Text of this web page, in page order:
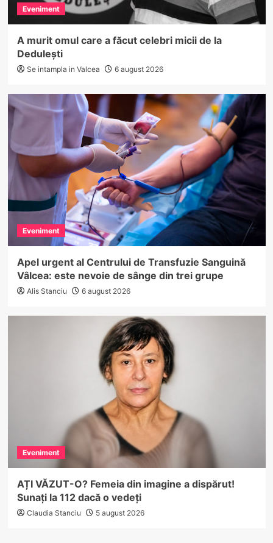
Eveniment
A murit omul care a făcut celebri micii de la
Dedulești
Se intampla in Valcea 6 august 2026
Eveniment
Apel urgent al Centrului de Transfuzie Sanguină
Vâlcea: este nevoie de sânge din trei grupe
Alis Stanciu 6 august 2026
Eveniment
AȚI VĂZUT-O? Femeia din imagine a dispărut!
Sunați la 112 dacă o vedeți
Claudia Stanciu 5 august 2026